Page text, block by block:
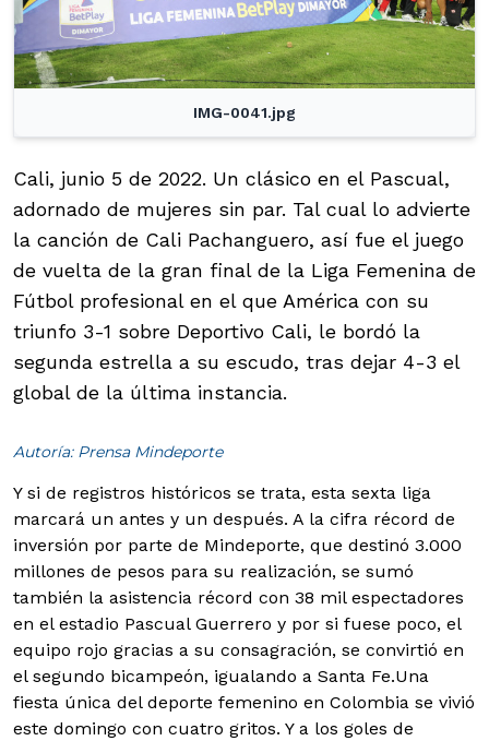
IMG-0041.jpg
Cali, junio 5 de 2022. Un clásico en el Pascual,
adornado de mujeres sin par. Tal cual lo advierte
la canción de Cali Pachanguero, así fue el juego
de vuelta de la gran final de la Liga Femenina de
Fútbol profesional en el que América con su
triunfo 3-1 sobre Deportivo Cali, le bordó la
segunda estrella a su escudo, tras dejar 4-3 el
global de la última instancia.
Autoría: Prensa Mindeporte
Y si de registros históricos se trata, esta sexta liga
marcará un antes y un después. A la cifra récord de
inversión por parte de Mindeporte, que destinó 3.000
millones de pesos para su realización, se sumó
también la asistencia récord con 38 mil espectadores
en el estadio Pascual Guerrero y por si fuese poco, el
equipo rojo gracias a su consagración, se convirtió en
el segundo bicampeón, igualando a Santa Fe.Una
fiesta única del deporte femenino en Colombia se vivió
este domingo con cuatro gritos. Y a los goles de